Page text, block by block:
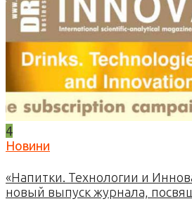
4
Новини
«Напитки. Технологии и
новый выпуск журнала,